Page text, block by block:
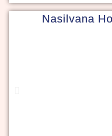
Nasilvana